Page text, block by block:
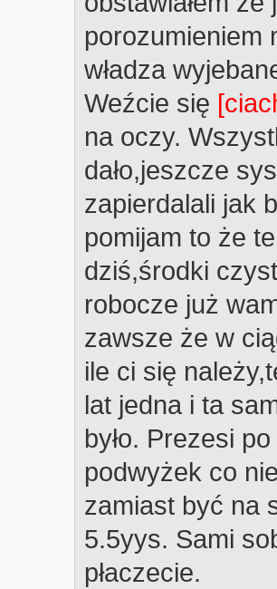
porozumieniem
władza
Weźcie się
na oczy.
dało,jeszcze
zapierdalali jak
pomijam to że
dziś,środki
robocze już
zawsze że w
ile ci się
lat jedna i ta
było. Prezesi
podwyżek co
zamiast być na
5.5yys. Sami
płaczecie.